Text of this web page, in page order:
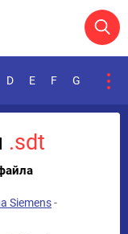
D E F G
.sdt
Siemens-